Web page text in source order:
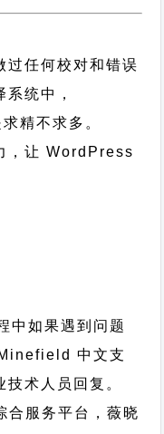
过任何校对和错误
统中，
求精不求多。
，让 WordPress
如果遇到问题
中文支
术人员回复。
服务平台，薇晓